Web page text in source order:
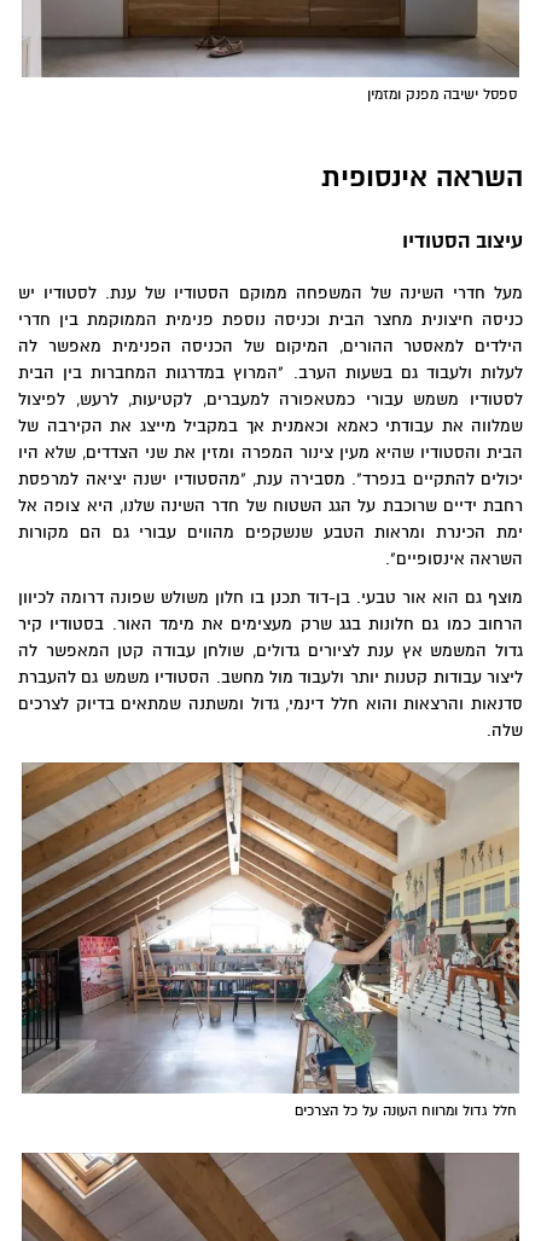
ספסל ישיבה מפנק ומזמין
השראה אינסופית
עיצוב הסטודיו
מעל חדרי השינה של המשפחה ממוקם הסטודיו של ענת. לסטודיו יש
כניסה חיצונית מחצר הבית וכניסה נוספת פנימית הממוקמת בין חדרי
הילדים למאסטר ההורים, המיקום של הכניסה הפנימית מאפשר לה
לעלות ולעבוד גם בשעות הערב. "המרוץ במדרגות המחברות בין הבית
לסטודיו משמש עבורי כמטאפורה למעברים, לקטיעות, לרעש, לפיצול
שמלווה את עבודתי כאמא וכאמנית אך במקביל מייצג את הקירבה של
הבית והסטודיו שהיא מעין צינור המפרה ומזין את שני הצדדים, שלא היו
יכולים להתקיים בנפרד". מסבירה ענת, "מהסטודיו ישנה יציאה למרפסת
רחבת ידיים שרוכבת על הגג השטוח של חדר השינה שלנו, היא צופה אל
ימת הכינרת ומראות הטבע שנשקפים מהווים עבורי גם הם מקורות
השראה אינסופיים".
מוצף גם הוא אור טבעי. בן-דוד תכנן בו חלון משולש שפונה דרומה לכיוון
הרחוב כמו גם חלונות בגג שרק מעצימים את מימד האור. בסטודיו קיר
גדול המשמש אץ ענת לציורים גדולים, שולחן עבודה קטן המאפשר לה
ליצור עבודות קטנות יותר ולעבוד מול מחשב. הסטודיו משמש גם להעברת
סדנאות והרצאות והוא חלל דינמי, גדול ומשתנה שמתאים בדיוק לצרכים
שלה.
חלל גדול ומרווח העונה על כל הצרכים